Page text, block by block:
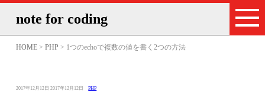
note for coding
HOME> PHP > 1つのechoで複数の値を書く2つの方法
投
2017年12月12日 最
2017年12月12日
カ
PHP